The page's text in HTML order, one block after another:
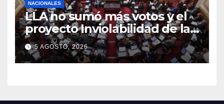
NACIONALES
LLA no sumó más votos y el
proyecto Inviolabilidad de la
Propiedad Privada corre
riesgo de caerse en el
Senado
5 AGOSTO, 2026